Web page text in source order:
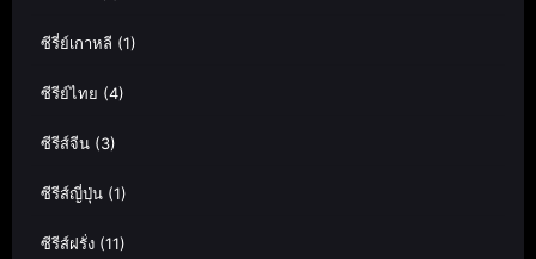
ซีรี่ย์เกาหลี (1)
ซีรีย์ไทย (4)
ซีรีส์จีน (3)
ซีรีส์ญี่ปุ่น (1)
ซีรีส์ฝรั่ง (11)